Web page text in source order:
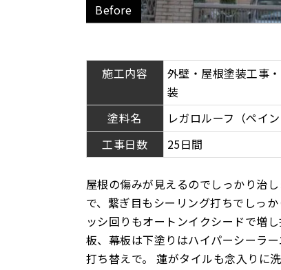
Before
施工内容
外壁・屋根塗装工事
装
塗料名
レガロルーフ（ペイ
工事日数
25日間
屋根の傷みが見えるのでしっかり治
で、繋ぎ目もシーリング打ちでしっ
ッシ回りもオートンイクシードで増
板、幕板は下塗りはハイパーシーラ
打ち替えで。 蓮がタイルも念入りに